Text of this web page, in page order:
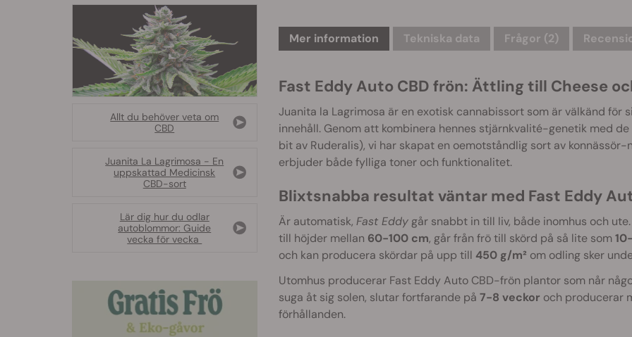
Mer information Tekniska data Frågor (2)
Fast Eddy Auto CBD frön: Ättling till Cheese
Juanita la Lagrimosa är en exotisk cannabissort som är välkänd för
innehåll. Genom att kombinera hennes stjärnkvalité-genetik med
bit av Ruderalis), vi har skapat en oemotståndlig sort av
erbjuder både fylliga toner och funktionalitet.
Blixtsnabba resultat väntar med Fast Eddy
Är automatisk, Fast Eddygår snabbt in till liv, både inomhus och
till höjder mellan 60-100 cm, går från frö till skörd på så lite som
och kan producera skördar på upp till 450 g/m² om odling sker
Utomhus producerar Fast Eddy Auto CBD-frön plantor som når
suga åt sig solen, slutar fortfarande på 7-8 veckor och producerar
förhållanden.
Allt du behöver veta om
CBD
Juanita La Lagrimosa - En
uppskattad Medicinsk
CBD-sort
Lär dig hur du odlar
autoblommor: Guide
vecka för vecka